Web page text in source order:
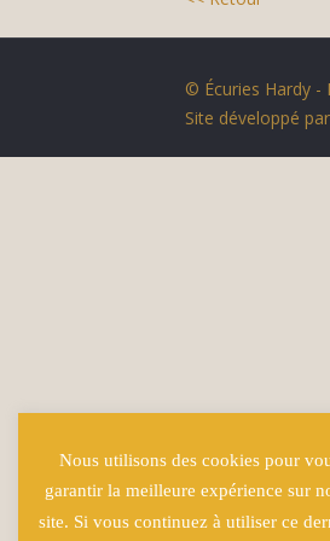
© Écuries Hardy -
Site développé par
Nous utilisons des cookies pour
garantir la meilleure expérience sur
site. Si vous continuez à utiliser ce